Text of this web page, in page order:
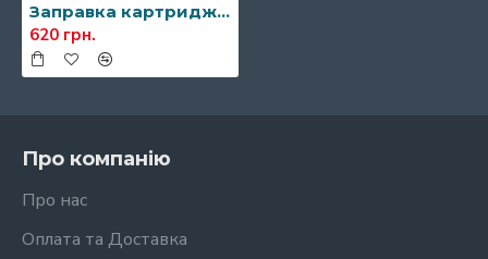
Заправка картриджа Kyocera TK-130
620 грн.
Про компанію
Про нас
Оплата та Доставка